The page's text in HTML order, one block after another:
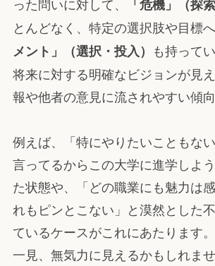
「危機」（探索
とんどなく、特定の選択肢や目標
メント」（選択・投入） も持って
将来に対する明確なビジョンが見
報や他者の意見に流されやすい傾向
例えば、「特にやりたいこともな
言ってるからこの大学に進学しよ
た状態や、「どの職業にも魅力は
れもピンとこない」と漠然とした
ているケースがこれにあたります。
一見、無気力に見えるかもしれま